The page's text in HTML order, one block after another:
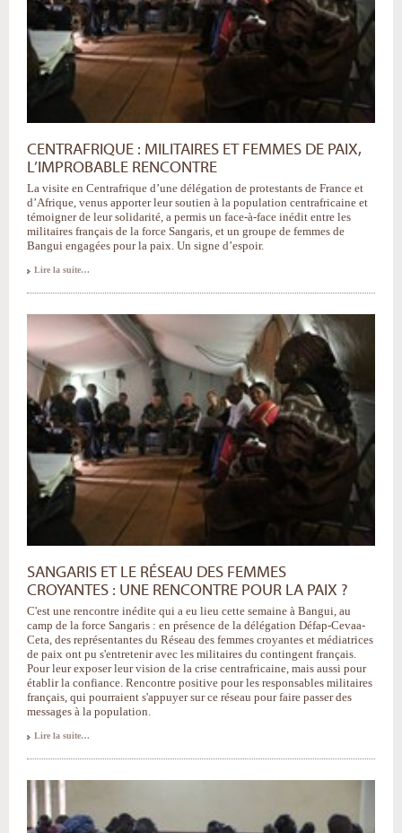
CENTRAFRIQUE : MILITAIRES ET FEMMES DE PAIX,
L’IMPROBABLE RENCONTRE
La visite en Centrafrique d’une délégation de protestants de France et
d’Afrique, venus apporter leur soutien à la population centrafricaine et
témoigner de leur solidarité, a permis un face-à-face inédit entre les
militaires français de la force Sangaris, et un groupe de femmes de
Bangui engagées pour la paix. Un signe d’espoir.
Lire la suite…
SANGARIS ET LE RÉSEAU DES FEMMES
CROYANTES : UNE RENCONTRE POUR LA PAIX ?
C'est une rencontre inédite qui a eu lieu cette semaine à Bangui, au
camp de la force Sangaris : en présence de la délégation Défap-Cevaa-
Ceta, des représentantes du Réseau des femmes croyantes et médiatrices
de paix ont pu s'entretenir avec les militaires du contingent français.
Pour leur exposer leur vision de la crise centrafricaine, mais aussi pour
établir la confiance. Rencontre positive pour les responsables militaires
français, qui pourraient s'appuyer sur ce réseau pour faire passer des
messages à la population.
Lire la suite…